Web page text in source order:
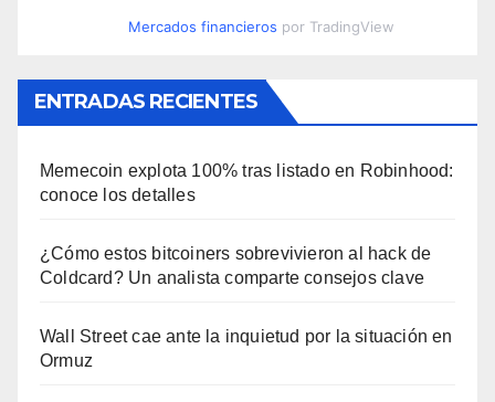
Mercados financieros por TradingView
ENTRADAS RECIENTES
Memecoin explota 100% tras listado en Robinhood:
conoce los detalles
¿Cómo estos bitcoiners sobrevivieron al hack de
Coldcard? Un analista comparte consejos clave
Wall Street cae ante la inquietud por la situación en
Ormuz